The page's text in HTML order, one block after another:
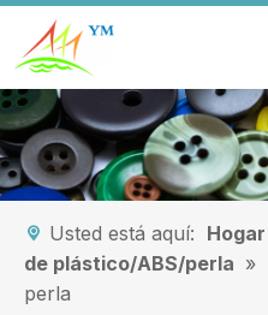
Usted está aquí: Hogar
de plástico/ABS/perla »
perla